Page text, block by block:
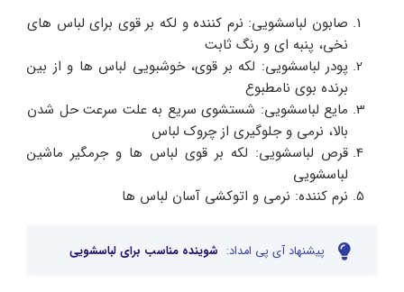
صابون لباسشویی: نرم کننده و لکه بر قوی برای لباس های
نخی، پنبه ای و رنگ ثابت
پودر لباسشویی: لکه بر قوی، خوشبویی لباس ها و از بین
برنده بوی نامطبوع
مایع لباسشویی: شستشوی سریع به علت سرعت حل شدن
بالا، نرمی و جلوگیری از چروک لباس
قرص لباسشویی: لکه بر قوی لباس ها و جرمگیر ماشین
لباسشویی
نرم کننده: نرمی و اتوکشی آسان لباس ها
پیشنهاد آی پی امداد: شوینده مناسب برای لباسشویی